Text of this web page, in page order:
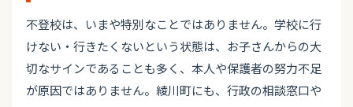
不登校は、いまや特別なことではありません。学校に行
けない・行きたくないという状態は、お子さんからの大
切なサインであることも多く、本人や保護者の努力不足
が原因ではありません。綾川町にも、行政の相談窓口や